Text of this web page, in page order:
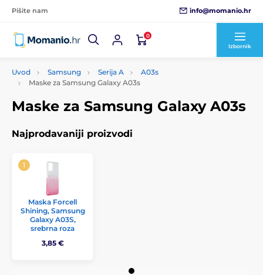
Pišite nam info@momanio.hr
0
Izbornik
Uvod Samsung Serija A
A03s
Maske za Samsung Galaxy A03s
Maske za Samsung Galaxy A03s
Najprodavaniji proizvodi
Maska Forcell
Shining, Samsung
Galaxy A03S,
srebrna roza
3,85 €